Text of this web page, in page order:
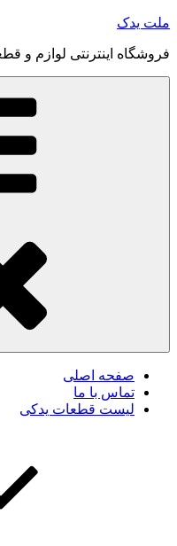
رفتن
محتوا
ملت یدک
فروشگاه اینترنتی لوازم و
صفحه اصلی
تماس با ما
لیست قطعات یدکی